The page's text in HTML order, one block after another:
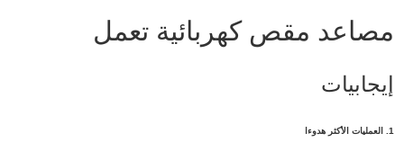
مصاعد مقص كهربائية تعمل
إيجابيات
1. العمليات الأكثر هدوءا